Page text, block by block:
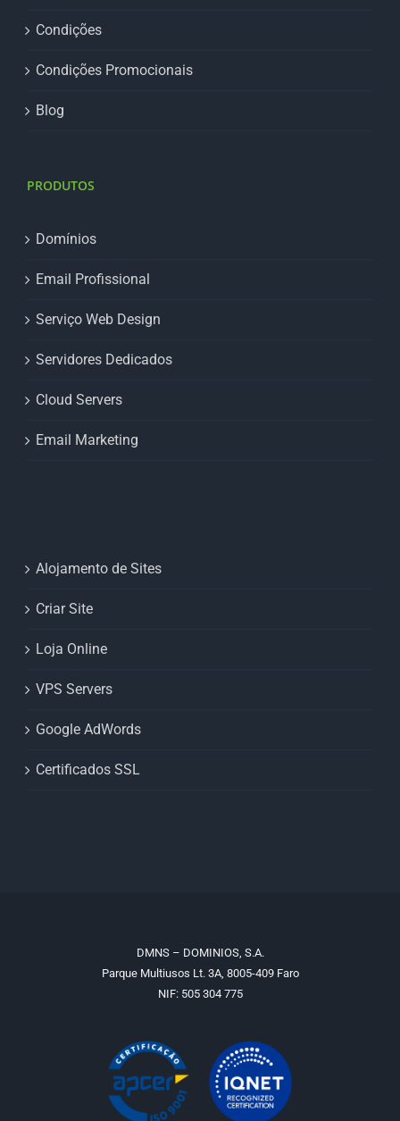
Condições
Condições Promocionais
Blog
PRODUTOS
Domínios
Email Profissional
Serviço Web Design
Servidores Dedicados
Cloud Servers
Email Marketing
Alojamento de Sites
Criar Site
Loja Online
VPS Servers
Google AdWords
Certificados SSL
DMNS – DOMINIOS, S.A.
Parque Multiusos Lt. 3A, 8005-409 Faro
NIF: 505 304 775